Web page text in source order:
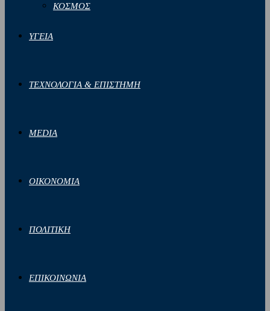
ΚΟΣΜΟΣ
ΥΓΕΙΑ
ΤΕΧΝΟΛΟΓΙΑ & ΕΠΙΣΤΗΜΗ
MEDIA
ΟΙΚΟΝΟΜΙΑ
ΠΟΛΙΤΙΚΗ
ΕΠΙΚΟΙΝΩΝΙΑ